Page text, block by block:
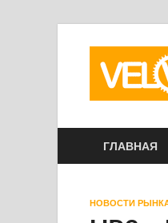
ГЛАВНАЯ
НОВОСТИ